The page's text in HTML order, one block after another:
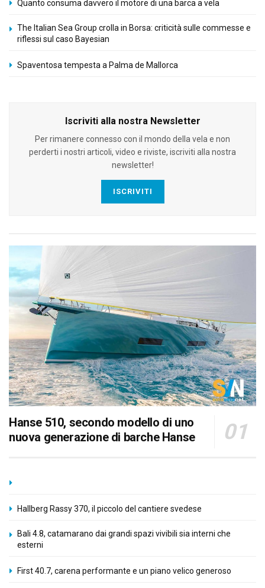
Quanto consuma davvero il motore di una barca a vela
The Italian Sea Group crolla in Borsa: criticità sulle commesse e
riflessi sul caso Bayesian
Spaventosa tempesta a Palma de Mallorca
Iscriviti alla nostra Newsletter
Per rimanere connesso con il mondo della vela e non
perderti i nostri articoli, video e riviste, iscriviti alla nostra
newsletter!
ISCRIVITI
Hanse 510, secondo modello di uno
nuova generazione di barche Hanse
Hallberg Rassy 370, il piccolo del cantiere svedese
Bali 4.8, catamarano dai grandi spazi vivibili sia interni che
esterni
First 40.7, carena performante e un piano velico generoso